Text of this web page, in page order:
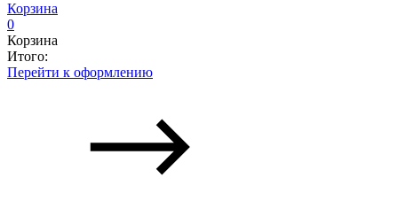
Корзина
0
Корзина
Итого:
Перейти к оформлению